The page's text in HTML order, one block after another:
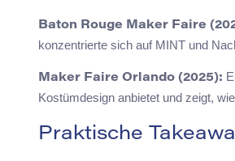
Baton Rouge Maker Faire
konzentrierte sich auf MINT und
Maker Faire Orlando (2025):
Kostümdesign anbietet und zeigt,
Praktische